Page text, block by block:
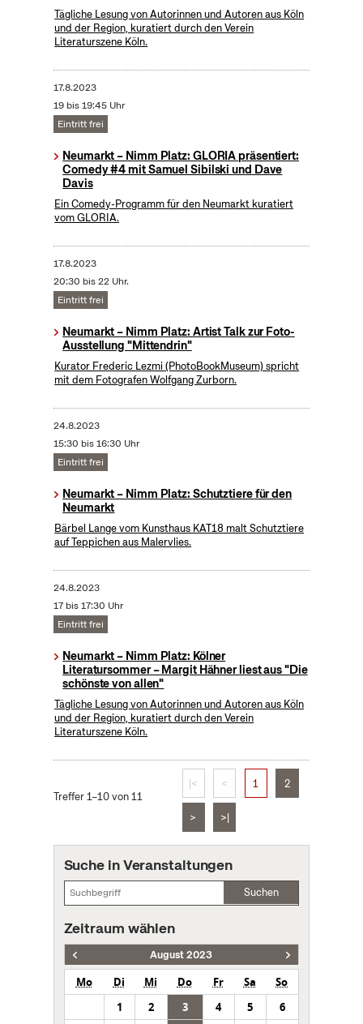
Tägliche Lesung von Autorinnen und Autoren aus Köln
und der Region, kuratiert durch den Verein
Literaturszene Köln.
17.8.2023
19 bis 19:45 Uhr
Eintritt frei
Neumarkt – Nimm Platz: GLORIA präsentiert:
Comedy #4 mit Samuel Sibilski und Dave
Davis
Ein Comedy-Programm für den Neumarkt kuratiert
vom GLORIA.
17.8.2023
20:30 bis 22 Uhr.
Eintritt frei
Neumarkt – Nimm Platz: Artist Talk zur Foto-
Ausstellung "Mittendrin"
Kurator Frederic Lezmi (PhotoBookMuseum) spricht
mit dem Fotografen Wolfgang Zurborn.
24.8.2023
15:30 bis 16:30 Uhr
Eintritt frei
Neumarkt – Nimm Platz: Schutztiere für den
Neumarkt
Bärbel Lange vom Kunsthaus KAT18 malt Schutztiere
auf Teppichen aus Malervlies.
24.8.2023
17 bis 17:30 Uhr
Eintritt frei
Neumarkt – Nimm Platz: Kölner
Literatursommer – Margit Hähner liest aus "Die
schönste von allen"
Tägliche Lesung von Autorinnen und Autoren aus Köln
und der Region, kuratiert durch den Verein
Literaturszene Köln.
Treffer 1–10 von 11
|< < 1 2
> >|
Suche in Veranstaltungen
Suchen
Zeitraum wählen
August 2023
Mo Di Mi Do Fr Sa
So
1
2 3 4 5
6